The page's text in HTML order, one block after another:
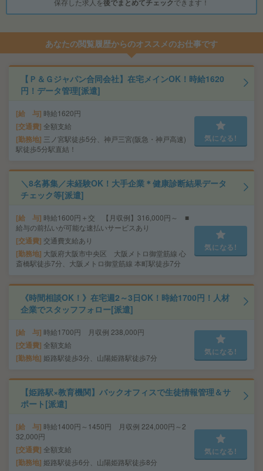
保存した求人を後でまとめてチェックできます！
あなたの閲覧履歴からのオススメのお仕事です
【Ｐ＆Ｇジャパン合同会社】在宅メインOK！時給1620
円！データ管理[派遣]
給 与 時給1620円
交通費 全額支給
勤務地 三ノ宮駅徒歩5分、神戸三宮(阪急・神戸高速)
駅徒歩5分駅直結！
気になる!
＼8名募集／未経験OK！大手企業＊健康診断結果データ
チェック等[派遣]
給 与 時給1600円＋交 【月収例】316,000円～ ■
給与の前払いが可能な速払いサービスあり
交通費 交通費支給あり
勤務地 大阪府大阪市中央区 大阪メトロ御堂筋線 心
斎橋駅徒歩7分、大阪メトロ御堂筋線 本町駅徒歩7分
気になる!
《時間相談OK！》在宅週2～3日OK！時給1700円！人材
企業でスタッフフォロー[派遣]
給 与 時給1700円 月収例 238,000円
交通費 全額支給
勤務地 姫路駅徒歩3分、山陽姫路駅徒歩7分
気になる!
【姫路駅×教育機関】バックオフィスで生徒情報管理＆サ
ポート[派遣]
給 与 時給1400円～1450円 月収例 224,000円～2
32,000円
交通費 全額支給
勤務地 姫路駅徒歩6分、山陽姫路駅徒歩8分
気になる!